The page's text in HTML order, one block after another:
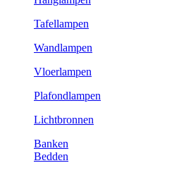
Tafellampen
Wandlampen
Vloerlampen
Plafondlampen
Lichtbronnen
Banken
Bedden